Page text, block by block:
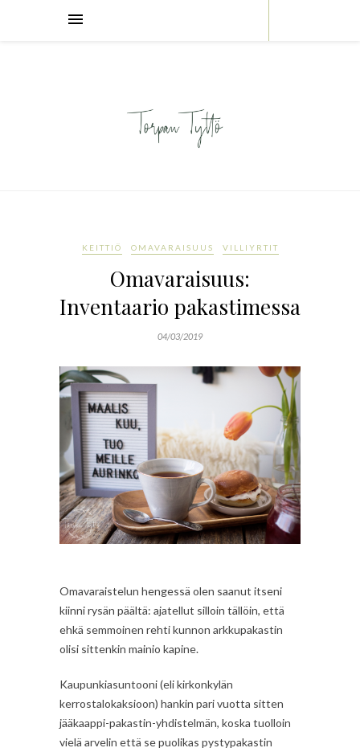
KEITTIÖ OMAVARAISUUS VILLIYRTIT
Omavaraisuus:
Inventaario pakastimessa
04/03/2019
Omavaraistelun hengessä olen saanut itseni
kiinni rysän päältä: ajatellut silloin tällöin, että
ehkä semmoinen rehti kunnon arkkupakastin
olisi sittenkin mainio kapine.
Kaupunkiasuntooni (eli kirkonkylän
kerrostalokaksioon) hankin pari vuotta sitten
jääkaappi-pakastin-yhdistelmän, koska tuolloin
vielä arvelin että se puolikas pystypakastin